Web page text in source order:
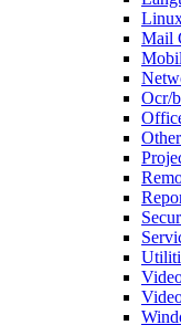
Mail
Ocr/